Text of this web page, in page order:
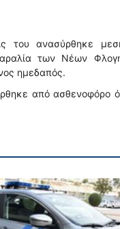
του ανασύρθηκε
των Νέων
ημεδαπός.
από ασθενοφόρο